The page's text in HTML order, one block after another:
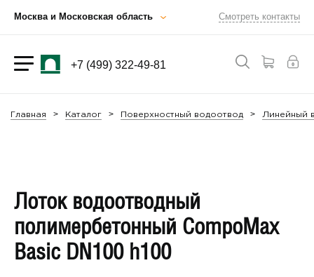
Москва и Московская область Смотреть контакты
+7 (499) 322-49-81
Главная Каталог Поверхностный водоотвод Линейный
Лоток водоотводный
полимербетонный CompoMax
Basic DN100 h100